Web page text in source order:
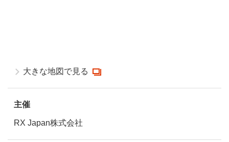
大きな地図で見る
主催
RX Japan株式会社